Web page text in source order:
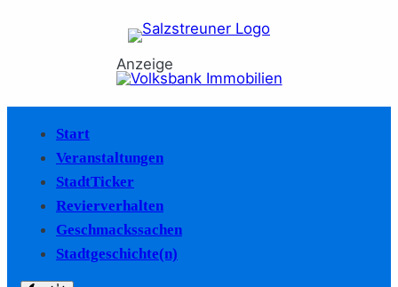
Anzeige
Start
Veranstaltungen
StadtTicker
Revierverhalten
Geschmackssachen
Stadtgeschichte(n)